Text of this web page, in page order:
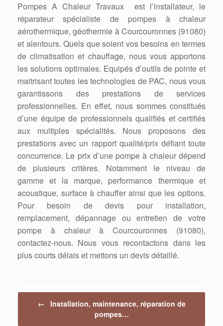
Pompes A Chaleur Travaux est l’installateur, le
réparateur spécialiste de pompes à chaleur
aérothermique, géothermie à Courcouronnes (91080)
et alentours. Quels que soient vos besoins en termes
de climatisation et chauffage, nous vous apportons
les solutions optimales. Equipés d’outils de pointe et
maitrisant toutes les technologies de PAC, nous vous
garantissons des prestations de services
professionnelles. En effet, nous sommes constitués
d’une équipe de professionnels qualifiés et certifiés
aux multiples spécialités. Nous proposons des
prestations avec un rapport qualité/prix défiant toute
concurrence. Le prix d’une pompe à chaleur dépend
de plusieurs critères. Notamment le niveau de
gamme et la marque, performance thermique et
acoustique, surface à chauffer ainsi que les options.
Pour besoin de devis pour installation,
remplacement, dépannage ou entretien de votre
pompe à chaleur à Courcouronnes (91080),
contactez-nous. Nous vous recontactons dans les
plus courts délais et mettons un devis détaillé.
←
Installation, maintenance, réparation de
pompes…